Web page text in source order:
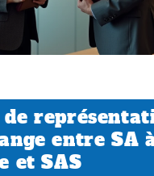
entre SA
et SAS